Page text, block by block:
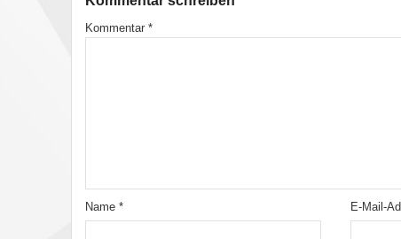
Kommentar *
Name * E-Mail-